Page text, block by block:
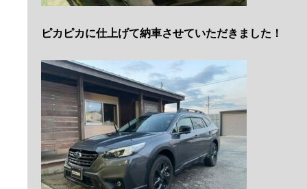
ピカピカに仕上げて納車させていただきました！